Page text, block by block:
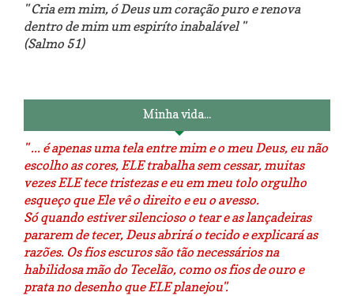
" Cria em mim, ó Deus um coração puro e renova
dentro de mim um espiríto inabalável "
(Salmo 51)
Minha vida...
" ... é apenas uma tela entre mim e o meu Deus, eu não
escolho as cores, ELE trabalha sem cessar, muitas
vezes ELE tece tristezas e eu em meu tolo orgulho
esqueço que Ele vê o direito e eu o avesso.
Só quando estiver silencioso o tear e as lançadeiras
pararem de tecer, Deus abrirá o tecido e explicará as
razões. Os fios escuros são tão necessários na
habilidosa mão do Tecelão, como os fios de ouro e
prata no desenho que ELE planejou".